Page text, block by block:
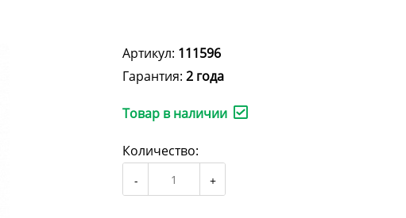
Артикул: 111596
Гарантия: 2 года
Товар в наличии
Количество: